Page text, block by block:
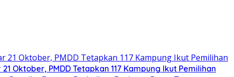
Oktober, PMDD Tetapkan 117 Kampung Ikut Pemilihan